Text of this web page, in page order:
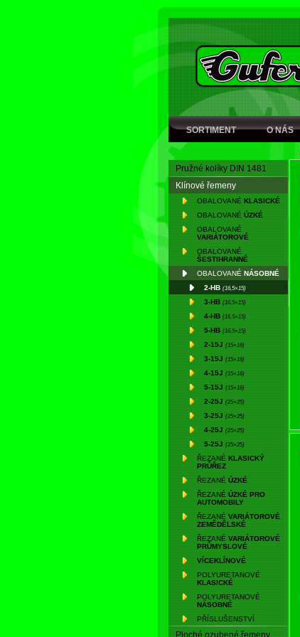
SORTIMENT O NÁS
Pružné kolíky DIN 1481
Klínové řemeny
OBALOVANÉ KLASICKÉ
OBALOVANÉ ÚZKÉ
OBALOVANÉ
VARIÁTOROVÉ
OBALOVANÉ
ŠESTIHRANNÉ
OBALOVANÉ NÁSOBNÉ
2-HB (16,5×15)
3-HB (16,5×15)
4-HB (16,5×15)
5-HB (16,5×15)
2-15J (15×16)
3-15J (15×16)
4-15J (15×16)
5-15J (15×16)
2-25J (25×25)
3-25J (25×25)
4-25J (25×25)
5-25J (25×25)
ŘEZANÉ KLASICKÝ
PRŮŘEZ
ŘEZANÉ ÚZKÉ
ŘEZANÉ ÚZKÉ PRO
AUTOMOBILY
ŘEZANÉ VARIÁTOROVÉ
ZEMĚDĚLSKÉ
ŘEZANÉ VARIÁTOROVÉ
PRŮMYSLOVÉ
VÍCEKLÍNOVÉ
POLYURETANOVÉ
KLASICKÉ
POLYURETANOVÉ
NÁSOBNÉ
PŘÍSLUŠENSTVÍ
Ploché ozubené řemeny